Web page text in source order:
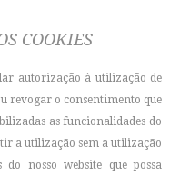
COOKIES
autorização à utilização de
revogar o consentimento que
as funcionalidades do
a utilização sem a utilização
do nosso website que possa